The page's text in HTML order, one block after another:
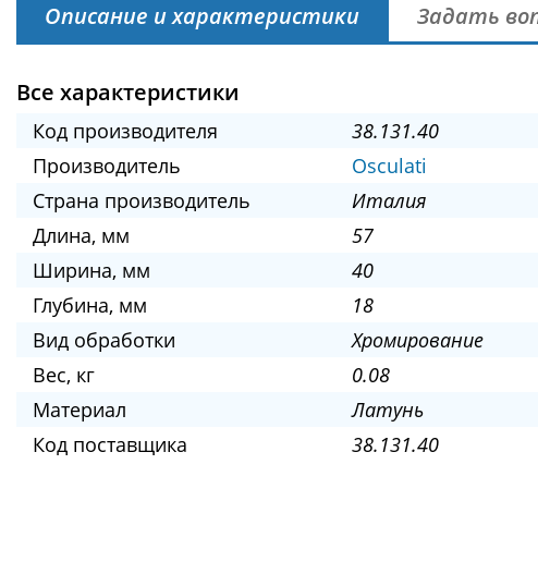
Описание и характеристики Задать
Все характеристики
Код производителя
38.131.40
Производитель
Osculati
Страна производитель
Италия
Длина, мм
57
Ширина, мм
40
Глубина, мм
18
Вид обработки
Хромирование
Вес, кг
0.08
Материал
Латунь
Код поставщика
38.131.40